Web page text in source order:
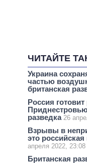
ЧИТАЙТЕ
Украина
частью
британская
Россия
разведка 26
Взрывы в
это
апреля 2022, 23:08
Британская